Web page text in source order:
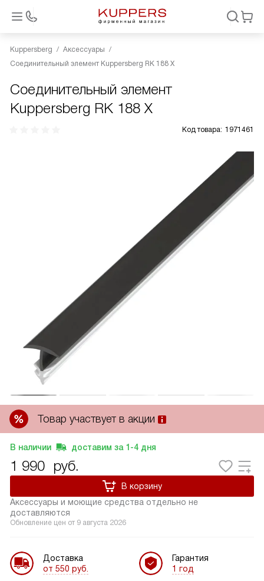
Kuppersberg
Аксессуары
Соединительный элемент Kuppersberg RK 188 X
Соединительный элемент
Kuppersberg RK 188 X
Код товара: 1971461
Товар участвует в акции
В наличии доставим за 1-4 дня
1 990 руб.
Аксессуары и моющие средства отдельно не
доставляются
В корзину
Обновление цен от 9 августа 2026
Доставка
от 550 руб.
Гарантия
1 год